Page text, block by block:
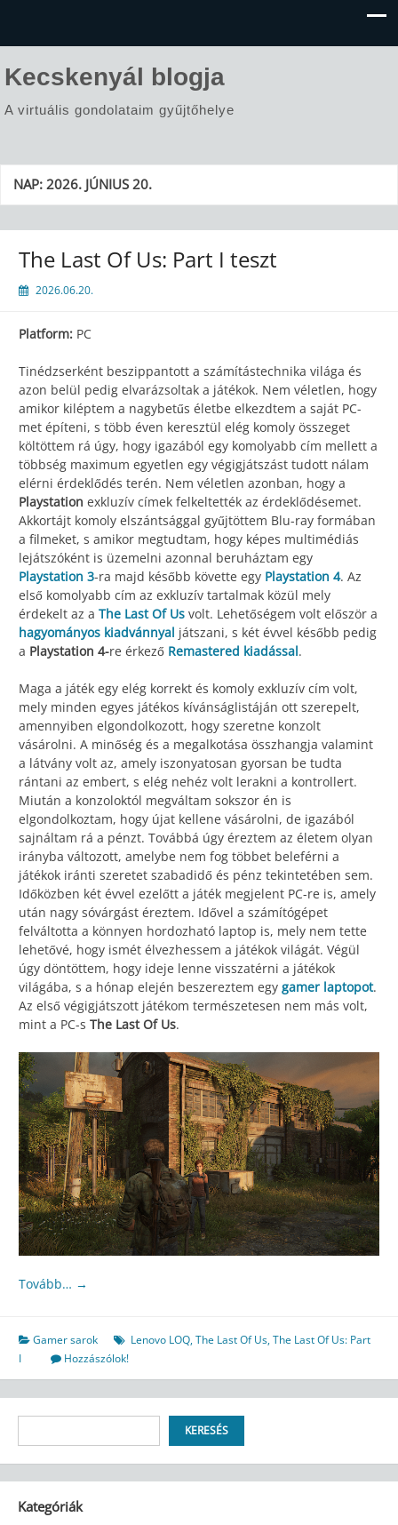
Kecskenyál blogja
A virtuális gondolataim gyűjtőhelye
NAP:2026. JÚNIUS 20.
The Last Of Us: Part I teszt
2026.06.20.
Platform: PC
Tinédzserként beszippantott a számítástechnika világa és
azon belül pedig elvarázsoltak a játékok. Nem véletlen, hogy
amikor kiléptem a nagybetűs életbe elkezdtem a saját PC-
met építeni, s több éven keresztül elég komoly összeget
költöttem rá úgy, hogy igazából egy komolyabb cím mellett a
többség maximum egyetlen egy végigjátszást tudott nálam
elérni érdeklődés terén. Nem véletlen azonban, hogy a
Playstation exkluzív címek felkeltették az érdeklődésemet.
Akkortájt komoly elszántsággal gyűjtöttem Blu-ray formában
a filmeket, s amikor megtudtam, hogy képes multimédiás
lejátszóként is üzemelni azonnal beruháztam egy
Playstation 3-ra majd később követte egy Playstation 4. Az
első komolyabb cím az exkluzív tartalmak közül mely
érdekelt az a The Last Of Us volt. Lehetőségem volt először a
hagyományos kiadvánnyal játszani, s két évvel később pedig
a Playstation 4-re érkező Remastered kiadással.
Maga a játék egy elég korrekt és komoly exkluzív cím volt,
mely minden egyes játékos kívánságlistáján ott szerepelt,
amennyiben elgondolkozott, hogy szeretne konzolt
vásárolni. A minőség és a megalkotása összhangja valamint
a látvány volt az, amely iszonyatosan gyorsan be tudta
rántani az embert, s elég nehéz volt lerakni a kontrollert.
Miután a konzoloktól megváltam sokszor én is
elgondolkoztam, hogy újat kellene vásárolni, de igazából
sajnáltam rá a pénzt. Továbbá úgy éreztem az életem olyan
irányba változott, amelybe nem fog többet beleférni a
játékok iránti szeretet szabadidő és pénz tekintetében sem.
Időközben két évvel ezelőtt a játék megjelent PC-re is, amely
után nagy sóvárgást éreztem. Idővel a számítógépet
felváltotta a könnyen hordozható laptop is, mely nem tette
lehetővé, hogy ismét élvezhessem a játékok világát. Végül
úgy döntöttem, hogy ideje lenne visszatérni a játékok
világába, s a hónap elején beszereztem egy gamer laptopot.
Az első végigjátszott játékom természetesen nem más volt,
mint a PC-s The Last Of Us.
Tovább… →
Gamer sarok Lenovo LOQ,The Last Of Us,The Last Of Us: Part
I
Hozzászólok!
KERESÉS
Kategóriák